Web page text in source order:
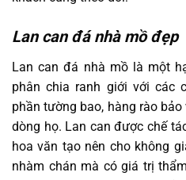
Lan can đá nhà mồ đẹp
Lan can đá nhà mồ là một
phân chia ranh giới với các
phần tường bao, hàng rào
dòng họ. Lan can được chế
hoa văn tạo nên cho không
nhàm chán mà có giá trị